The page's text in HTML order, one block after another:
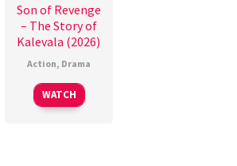
Son of Revenge
– The Story of
Kalevala (2026)
Action, Drama
WATCH